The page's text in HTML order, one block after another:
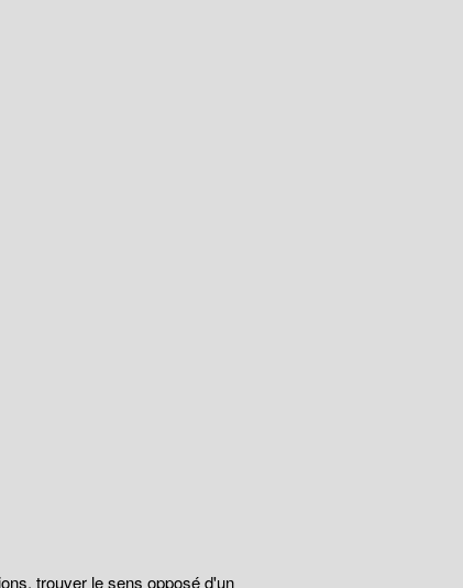
trouver le sens opposé d'un